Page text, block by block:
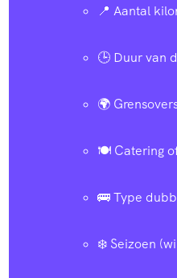
📍 Aantal
🕒 Duur van
🌍
🍽️ Catering
🚌 Type
❄️ Seizoen